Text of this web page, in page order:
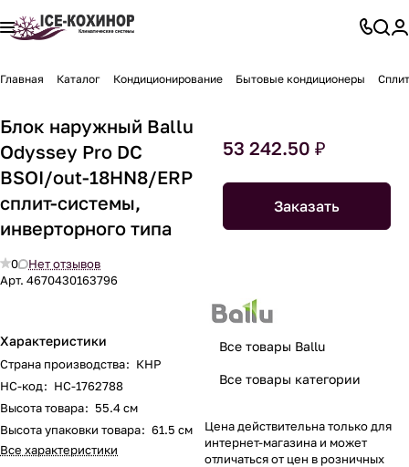
Главная Каталог Кондиционирование Бытовые кондиционеры
Блок наружный Ballu
Odyssey Pro DC
BSOI/out-18HN8/ERP
сплит-системы,
инверторного типа
0
Нет отзывов
Арт. 4670430163796
Характеристики
Страна производства: КНР
НС-код: НС-1762788
Высота товара: 55.4 см
Высота упаковки товара: 61.5 см
Все характеристики
53 242.50 ₽
Заказать
Все товары Ballu
Все товары категории
Цена действительна только для
интернет-магазина и может
отличаться от цен в розничных